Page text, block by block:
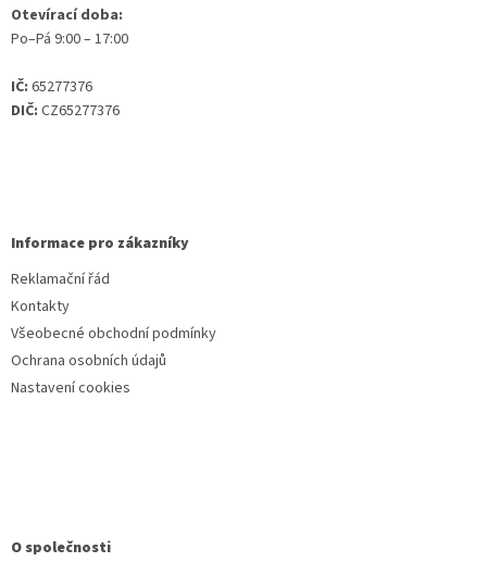
Otevírací doba:
Po–Pá 9:00 – 17:00
IČ: 65277376
DIČ: CZ65277376
Informace pro zákazníky
Reklamační řád
Kontakty
Všeobecné obchodní podmínky
Ochrana osobních údajů
Nastavení cookies
O společnosti